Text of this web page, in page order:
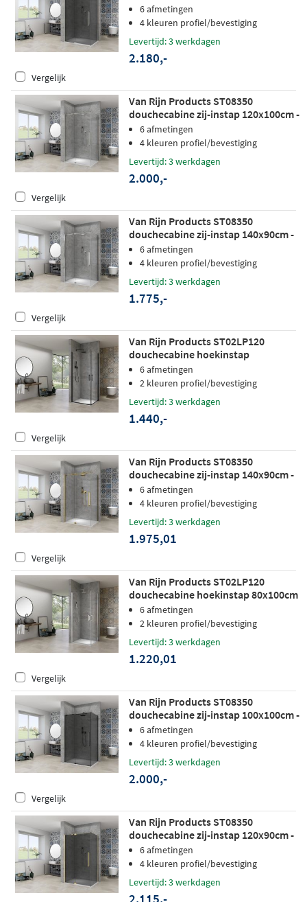
grijs rookglas - RVS
6 afmetingen
4 kleuren profiel/bevestiging
Levertijd: 3 werkdagen
2.180,-
Vergelijk
Van Rijn Products ST08350
douchecabine zij-instap 120x100cm -
helder glas - RVS
6 afmetingen
4 kleuren profiel/bevestiging
Levertijd: 3 werkdagen
2.000,-
Vergelijk
Van Rijn Products ST08350
douchecabine zij-instap 140x90cm -
helder glas - chroom
6 afmetingen
4 kleuren profiel/bevestiging
Levertijd: 3 werkdagen
1.775,-
Vergelijk
Van Rijn Products ST02LP120
douchecabine hoekinstap
100x100cm zwart
6 afmetingen
2 kleuren profiel/bevestiging
Levertijd: 3 werkdagen
1.440,-
Vergelijk
Van Rijn Products ST08350
douchecabine zij-instap 140x90cm -
helder glas - mat messing
6 afmetingen
4 kleuren profiel/bevestiging
Levertijd: 3 werkdagen
1.975,01
Vergelijk
Van Rijn Products ST02LP120
douchecabine hoekinstap 80x100cm
chroom
6 afmetingen
2 kleuren profiel/bevestiging
Levertijd: 3 werkdagen
1.220,01
Vergelijk
Van Rijn Products ST08350
douchecabine zij-instap 100x100cm -
grijs rookglas - zwart
6 afmetingen
4 kleuren profiel/bevestiging
Levertijd: 3 werkdagen
2.000,-
Vergelijk
Van Rijn Products ST08350
douchecabine zij-instap 120x90cm -
grijs rookglas - mat messing
6 afmetingen
4 kleuren profiel/bevestiging
Levertijd: 3 werkdagen
2.115,-